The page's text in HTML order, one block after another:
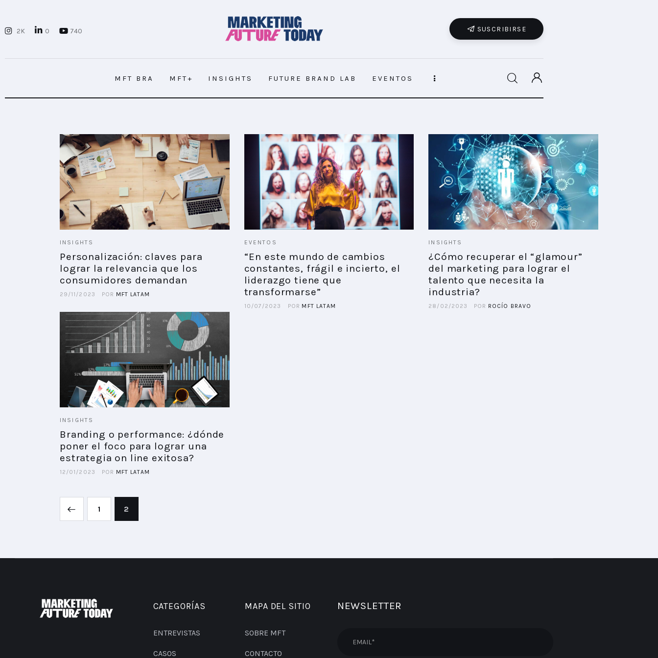
2K 0 740 SUSCRIBIRSE
MFT BRA MFT+ INSIGHTS FUTURE BRAND LAB EVENTOS
MFT+
INSIGHTS
NOVEDADES DE LOS MIEMBROS
INSIGHTS
Personalización: claves para
lograr la relevancia que los
consumidores demandan
29/11/2023 POR MFT LATAM
EVENTOS
“En este mundo de cambios
constantes, frágil e incierto, el
liderazgo tiene que
transformarse”
10/07/2023 POR MFT LATAM
INSIGHTS
¿Cómo recuperar el “glamour”
del marketing para lograr el
talento que necesita la
industria?
28/02/2023 POR ROCÍO BRAVO
INSIGHTS
Branding o performance: ¿dónde
poner el foco para lograr una
estrategia on line exitosa?
12/01/2023 POR MFT LATAM
1 2
CATEGORÍAS
ENTREVISTAS
CASOS
MAPA DEL SITIO
SOBRE MFT
CONTACTO
NEWSLETTER